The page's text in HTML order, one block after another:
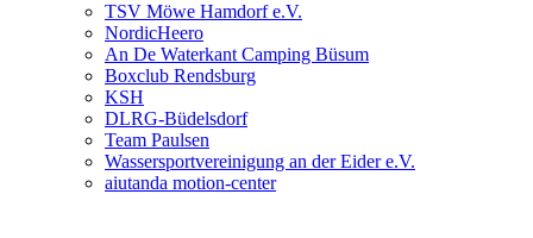
TSV Möwe Hamdorf e.V.
NordicHeero
An De Waterkant Camping Büsum
Boxclub Rendsburg
KSH
DLRG-Büdelsdorf
Team Paulsen
Wassersportvereinigung an der Eider e.V.
aiutanda motion-center